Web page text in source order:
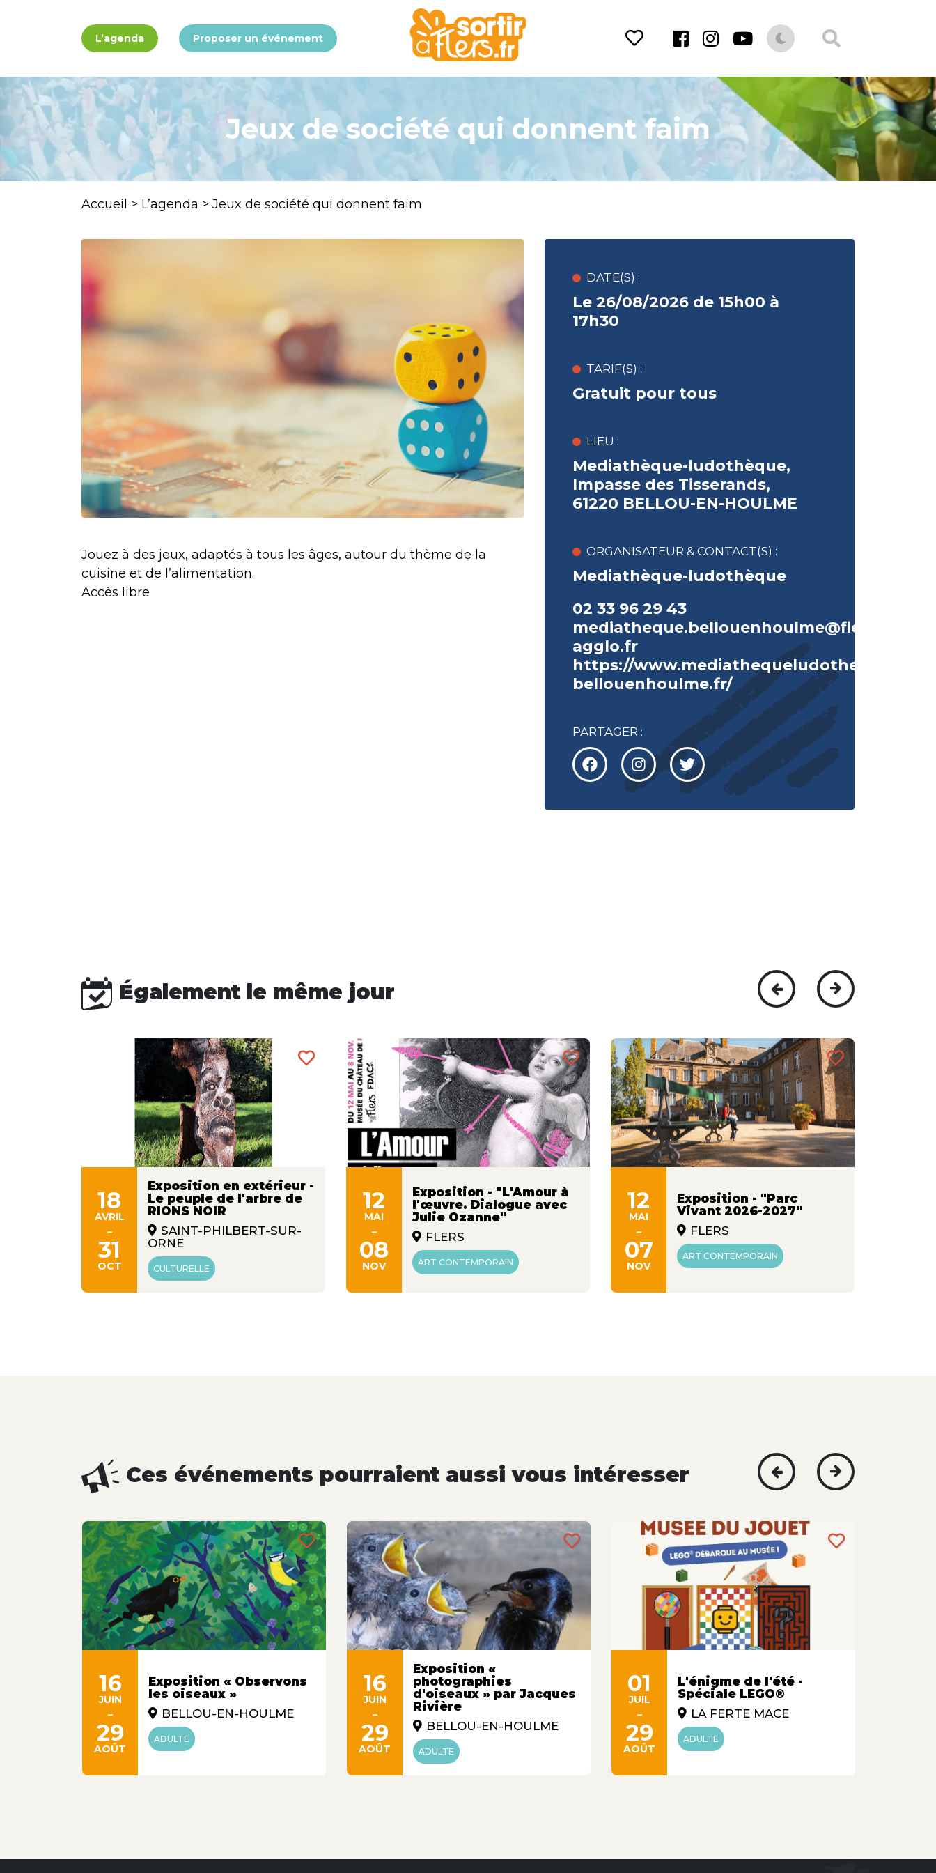
L’agenda Proposer un événement
Jeux de société qui donnent faim
Accueil > L’agenda > Jeux de société qui donnent faim
Jouez à des jeux, adaptés à tous les âges, autour du thème de la
cuisine et de l’alimentation.
Accès libre
DATE(S) :
Le 26/08/2026 de 15h00 à
17h30
TARIF(S) :
Gratuit pour tous
LIEU :
Mediathèque-ludothèque,
Impasse des Tisserands,
61220 BELLOU-EN-HOULME
ORGANISATEUR & CONTACT(S) :
Mediathèque-ludothèque
02 33 96 29 43
mediatheque.bellouenhoulme@flers-
agglo.fr
https://www.mediathequeludotheque-
bellouenhoulme.fr/
PARTAGER :
Également le même jour
18
AVRIL
-
31
OCT
Exposition en extérieur -
Le peuple de l'arbre de
RIONS NOIR
SAINT-PHILBERT-SUR-
ORNE
CULTURELLE
12
MAI
-
08
NOV
Exposition - "L'Amour à
l'œuvre. Dialogue avec
Julie Ozanne"
FLERS
ART CONTEMPORAIN
12
MAI
-
07
NOV
Exposition - "Parc
Vivant 2026-2027"
FLERS
ART CONTEMPORAIN
Ces événements pourraient aussi vous intéresser
16
JUIN
-
29
AOÛT
Exposition « Observons
les oiseaux »
BELLOU-EN-HOULME
ADULTE
16
JUIN
-
29
AOÛT
Exposition «
photographies
d'oiseaux » par Jacques
Rivière
BELLOU-EN-HOULME
ADULTE
01
JUIL
-
29
AOÛT
L'énigme de l'été -
Spéciale LEGO®
LA FERTE MACE
ADULTE